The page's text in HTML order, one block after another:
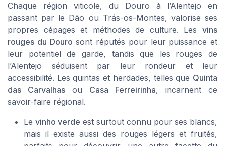
Chaque région viticole, du Douro à l’Alentejo en
passant par le Dão ou Trás-os-Montes, valorise ses
propres cépages et méthodes de culture. Les vins
rouges du Douro sont réputés pour leur puissance et
leur potentiel de garde, tandis que les rouges de
l’Alentejo séduisent par leur rondeur et leur
accessibilité. Les quintas et herdades, telles que Quinta
das Carvalhas ou Casa Ferreirinha, incarnent ce
savoir-faire régional.
Le vinho verde est surtout connu pour ses blancs,
mais il existe aussi des rouges légers et fruités,